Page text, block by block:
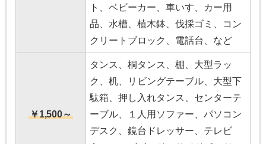
ト、ベビーカー、車いす、カー用
品、水槽、植木鉢、伐採ゴミ、コン
クリートブロック、電話台、など
￥1,500～
タンス、桐タンス、棚、大型ラッ
ク、机、リビングテーブル、大型下
駄箱、押し入れタンス、センターテ
ーブル、１人用ソファー、パソコン
デスク、鏡台ドレッサー、テレビ